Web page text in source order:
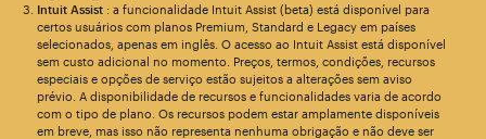
Intuit Assist: a funcionalidade Intuit Assist (beta) está disponível para
certos usuários com planos Premium, Standard e Legacy em países
selecionados, apenas em inglês. O acesso ao Intuit Assist está disponível
sem custo adicional no momento. Preços, termos, condições, recursos
especiais e opções de serviço estão sujeitos a alterações sem aviso
prévio. A disponibilidade de recursos e funcionalidades varia de acordo
com o tipo de plano. Os recursos podem estar amplamente disponíveis
em breve, mas isso não representa nenhuma obrigação e não deve ser